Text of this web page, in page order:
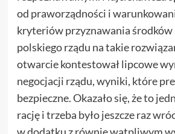
od praworządności i
kryteriów przyznawania środków
polskiego rządu na takie
otwarcie kontestował lipcowe
negocjacji rządu, wyniki, które
bezpieczne. Okazało się, że to
rację i trzeba było jeszcze raz